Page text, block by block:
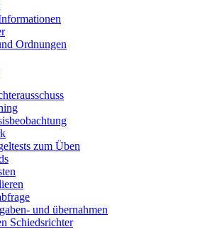
Ordnungen
zum Üben
und übernahmen
Schiedsrichter